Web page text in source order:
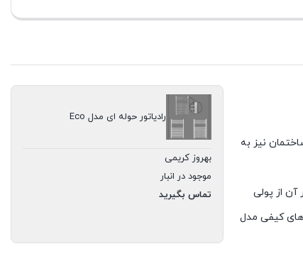
نیز به
شده در آن از پولی
کیفی مدل
رادیاتور حوله ای مدل Eco
بهروز کریمی
موجود در انبار
تماس بگیرید